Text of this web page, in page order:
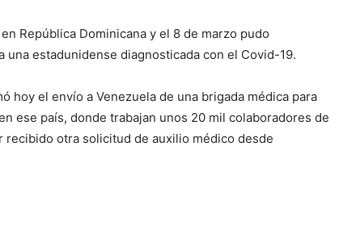
República Dominicana y el 8 de marzo pudo
una estadunidense diagnosticada con el Covid-19.
hoy el envío a Venezuela de una brigada médica para
ese país, donde trabajan unos 20 mil colaboradores de
recibido otra solicitud de auxilio médico desde